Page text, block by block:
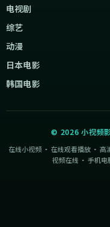
电视剧
综艺
动漫
日本电影
韩国电影
© 2026 小视频
在线小视频 · 在线观看播放 ·
视频在线 · 手机